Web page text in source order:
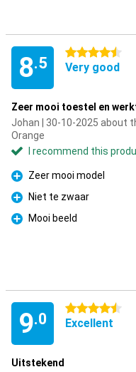
8.5
4.5 stars
Very good
Zeer mooi toestel en
Johan | 30-10-2025 about
Orange
I recommend this
Pro
Zeer mooi model
Pro
Niet te zwaar
Pro
Mooi beeld
9.0
4.5 stars
Excellent
Uitstekend